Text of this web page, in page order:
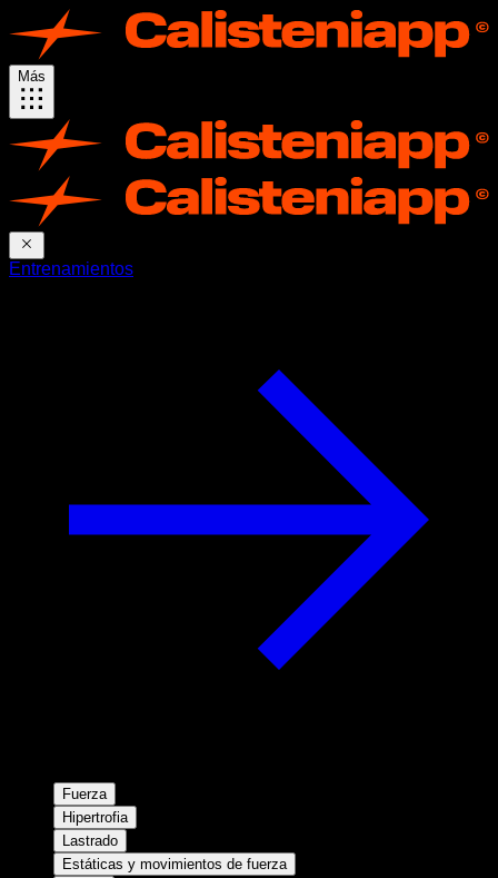
Más
Entrenamientos
Fuerza
Hipertrofia
Lastrado
Estáticas y movimientos de fuerza